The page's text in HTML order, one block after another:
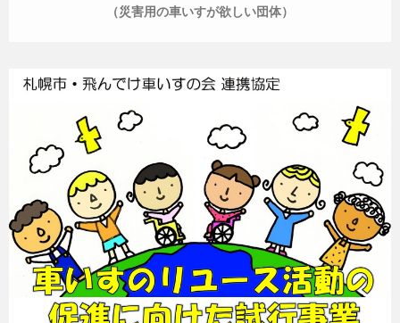
（災害用の車いすが欲しい団体）